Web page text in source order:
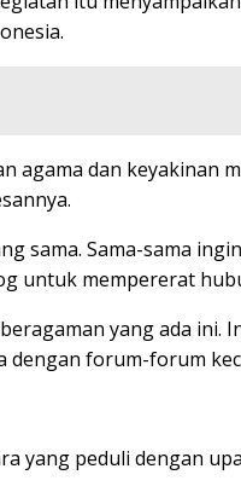
agama dan keyakinan
sama. Sama-sama
untuk mempererat
yang ada ini.
forum-forum
yang peduli dengan